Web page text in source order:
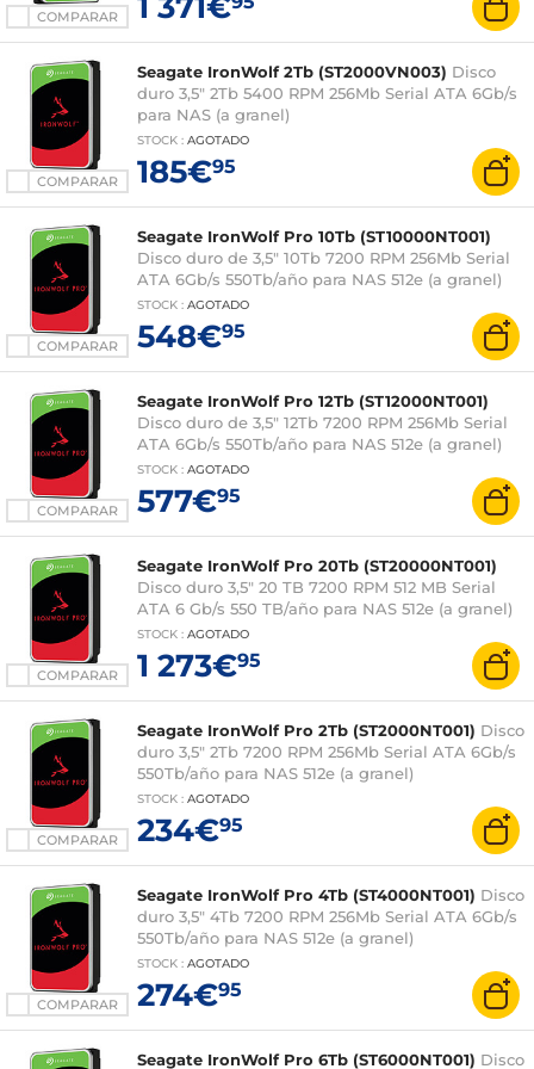
COMPARAR
COMPARAR
Seagate IronWolf 2Tb (ST2000VN003) Disco
duro 3,5" 2Tb 5400 RPM 256Mb Serial ATA 6Gb/s
para NAS (a granel)
STOCK : AGOTADO
185€95
COMPARAR
Seagate IronWolf Pro 10Tb (ST10000NT001)
Disco duro de 3,5" 10Tb 7200 RPM 256Mb Serial
ATA 6Gb/s 550Tb/año para NAS 512e (a granel)
STOCK : AGOTADO
548€95
COMPARAR
Seagate IronWolf Pro 12Tb (ST12000NT001)
Disco duro de 3,5" 12Tb 7200 RPM 256Mb Serial
ATA 6Gb/s 550Tb/año para NAS 512e (a granel)
STOCK : AGOTADO
577€95
COMPARAR
Seagate IronWolf Pro 20Tb (ST20000NT001)
Disco duro 3,5" 20 TB 7200 RPM 512 MB Serial
ATA 6 Gb/s 550 TB/año para NAS 512e (a granel)
STOCK : AGOTADO
1 273€95
COMPARAR
Seagate IronWolf Pro 2Tb (ST2000NT001) Disco
duro 3,5" 2Tb 7200 RPM 256Mb Serial ATA 6Gb/s
550Tb/año para NAS 512e (a granel)
STOCK : AGOTADO
234€95
COMPARAR
Seagate IronWolf Pro 4Tb (ST4000NT001) Disco
duro 3,5" 4Tb 7200 RPM 256Mb Serial ATA 6Gb/s
550Tb/año para NAS 512e (a granel)
STOCK : AGOTADO
274€95
Seagate IronWolf Pro 6Tb (ST6000NT001) Disco